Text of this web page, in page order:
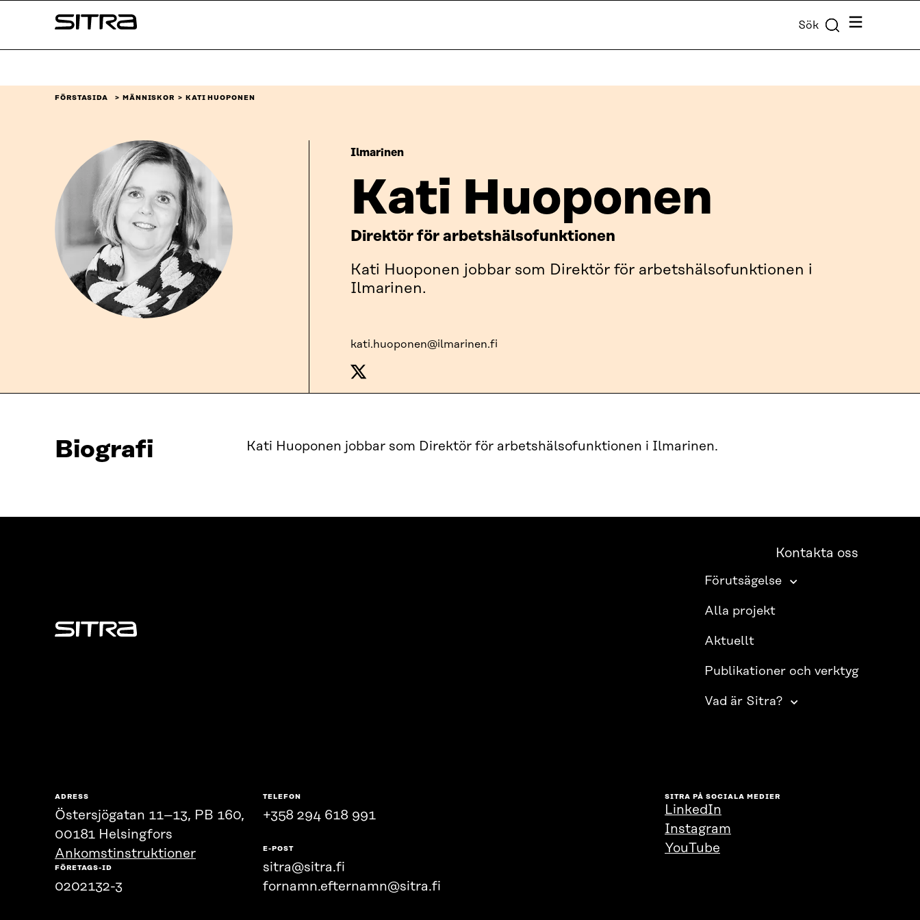
↓
Sitra Sök Meny
FÖRSTASIDA MÄNNISKOR KATI HUOPONEN
Ilmarinen
Kati Huoponen
Direktör för arbetshälsofunktionen
Kati Huoponen jobbar som Direktör för arbetshälsofunktionen i
Ilmarinen.
kati.huoponen@ilmarinen.fi
Biografi Kati Huoponen jobbar som Direktör för arbetshälsofunktionen i Ilmarinen.
Sitra
Kontakta oss
Förutsägelse
Alla projekt
Aktuellt
Publikationer och verktyg
Vad är Sitra?
ADRESS
Östersjögatan 11–13, PB 160,
00181 Helsingfors
Ankomstinstruktioner
FÖRETAGS-ID
0202132-3
TELEFON
+358 294 618 991
E-POST
sitra@sitra.fi
fornamn.efternamn@sitra.fi
SITRA PÅ SOCIALA MEDIER
LinkedIn
Instagram
YouTube